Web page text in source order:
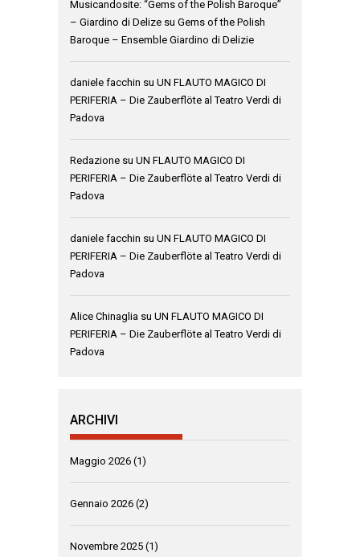
Musicandosite: “Gems of the Polish Baroque”
– Giardino di Delize su Gems of the Polish
Baroque – Ensemble Giardino di Delizie
daniele facchin su UN FLAUTO MAGICO DI
PERIFERIA – Die Zauberflöte al Teatro Verdi di
Padova
Redazione su UN FLAUTO MAGICO DI
PERIFERIA – Die Zauberflöte al Teatro Verdi di
Padova
daniele facchin su UN FLAUTO MAGICO DI
PERIFERIA – Die Zauberflöte al Teatro Verdi di
Padova
Alice Chinaglia su UN FLAUTO MAGICO DI
PERIFERIA – Die Zauberflöte al Teatro Verdi di
Padova
ARCHIVI
Maggio 2026 (1)
Gennaio 2026 (2)
Novembre 2025 (1)